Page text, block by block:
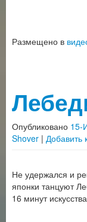
Размещено в
Опубликовано 15-
Shover | Добавить
Не удержался и
японки танцуют
16 минут